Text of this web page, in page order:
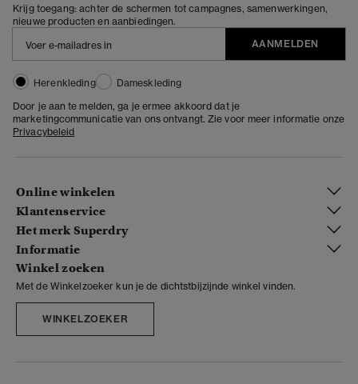
Krijg toegang: achter de schermen tot campagnes, samenwerkingen,
nieuwe producten en aanbiedingen.
AANMELDEN
Herenkleding
Dameskleding
Door je aan te melden, ga je ermee akkoord dat je
marketingcommunicatie van ons ontvangt. Zie voor meer informatie onze
Privacybeleid
Online winkelen
Klantenservice
Het merk Superdry
Informatie
Winkel zoeken
Met de Winkelzoeker kun je de dichtstbijzijnde winkel vinden.
WINKELZOEKER